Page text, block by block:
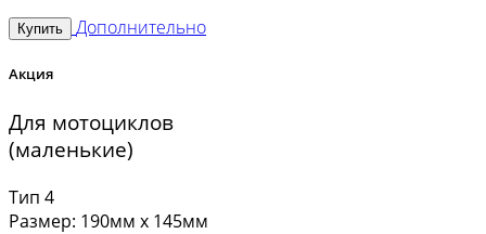
Купить Дополнительно
Акция
Для мотоциклов
(маленькие)
Тип 4
Размер: 190мм х 145мм